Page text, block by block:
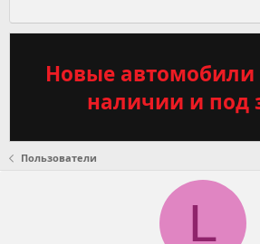
Новые автомобили
наличии и под
Пользователи
L